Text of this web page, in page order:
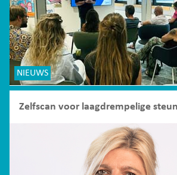
NIEUWS
Zelfscan voor laagdrempelige